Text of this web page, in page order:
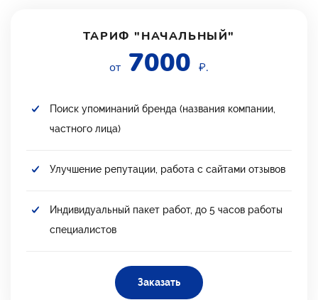
ТАРИФ "НАЧАЛЬНЫЙ"
от 7000 ₽.
Поиск упоминаний бренда (названия компании,
частного лица)
Улучшение репутации, работа с сайтами отзывов
Индивидуальный пакет работ, до 5 часов работы
специалистов
Заказать